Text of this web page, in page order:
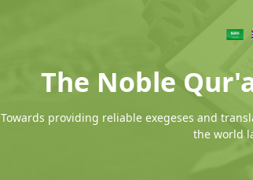
The Noble
Towards providing reliable exegeses and
the world